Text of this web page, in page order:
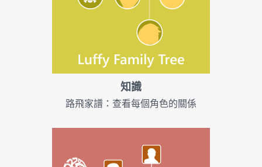
知識
路飛家譜：查看每個角色的關係